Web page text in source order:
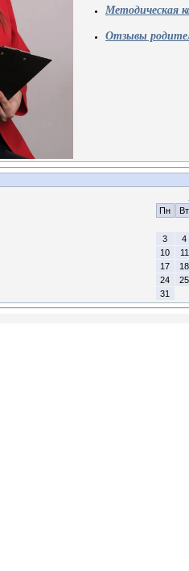
Методическая
Отзывы
Пн
Вт
3
4
10
11
17
18
24
25
31